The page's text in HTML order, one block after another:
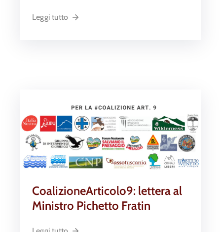
Leggi tutto
CoalizioneArticolo9: lettera al
Ministro Pichetto Fratin